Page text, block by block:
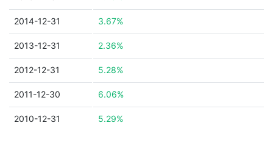
2014-12-31 3.67%
2013-12-31 2.36%
2012-12-31 5.28%
2011-12-30 6.06%
2010-12-31 5.29%